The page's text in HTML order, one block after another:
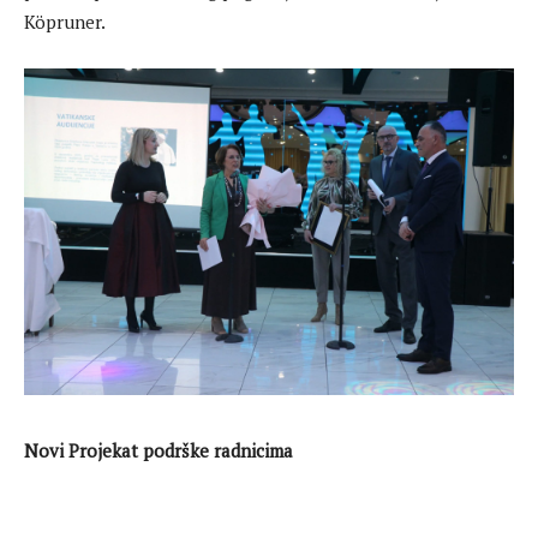
Köpruner.
Novi Projekat podrške radnicima